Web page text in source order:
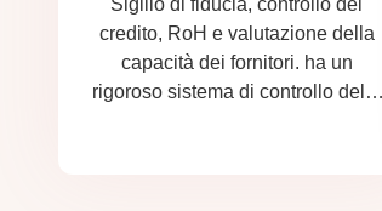
Sigillo di fiducia, controllo del
credito, RoH e valutazione della
capacità dei fornitori. ha un
rigoroso sistema di controllo della